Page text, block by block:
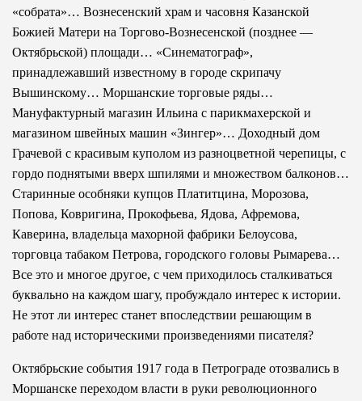
«собрата»… Вознесенский храм и часовня Казанской
Божией Матери на Торгово-Вознесенской (позднее —
Октябрьской) площади… «Синематограф»,
принадлежавший известному в городе скрипачу
Вышинскому… Моршанские торговые ряды…
Мануфактурный магазин Ильина с парикмахерской и
магазином швейных машин «Зингер»… Доходный дом
Грачевой с красивым куполом из разноцветной черепицы, с
гордо поднятыми вверх шпилями и множеством балконов…
Старинные особняки купцов Платитцина, Морозова,
Попова, Ковригина, Прокофьева, Ядова, Афремова,
Каверина, владельца махорной фабрики Белоусова,
торговца табаком Петрова, городского головы Рымарева…
Все это и многое другое, с чем приходилось сталкиваться
буквально на каждом шагу, пробуждало интерес к истории.
Не этот ли интерес станет впоследствии решающим в
работе над историческими произведениями писателя?
Октябрьские события 1917 года в Петрограде отозвались в
Моршанске переходом власти в руки революционного